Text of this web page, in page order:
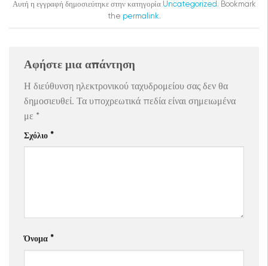
Αυτή η εγγραφή δημοσιεύτηκε στην κατηγορία Uncategorized . Bookmark
the permalink.
Αφήστε μια απάντηση
Η διεύθυνση ηλεκτρονικού ταχυδρομείου σας δεν θα
δημοσιευθεί. Τα υποχρεωτικά πεδία είναι σημειωμένα
με *
Σχόλιο *
Όνομα *